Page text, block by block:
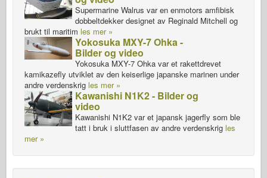
Supermarine Walrus var en enmotors amfibisk
dobbeltdekker designet av Reginald Mitchell og
brukt til maritim les mer »
Yokosuka MXY-7 Ohka -
Bilder og video
Yokosuka MXY-7 Ohka var et rakettdrevet
kamikazefly utviklet av den keiserlige japanske marinen under
andre verdenskrig les mer »
Kawanishi N1K2 - Bilder og
video
Kawanishi N1K2 var et japansk jagerfly som ble
tatt i bruk i sluttfasen av andre verdenskrig les
mer »